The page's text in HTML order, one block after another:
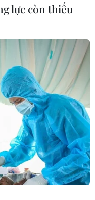
nữ Việt Nam
2023
Nam năm 2023:
đề cử Gương
2023
hoành” bảng
2023
lực còn thiếu